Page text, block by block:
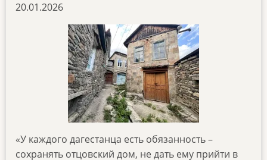
20.01.2026
«У каждого дагестанца есть обязанность –
сохранять отцовский дом, не дать ему прийти в